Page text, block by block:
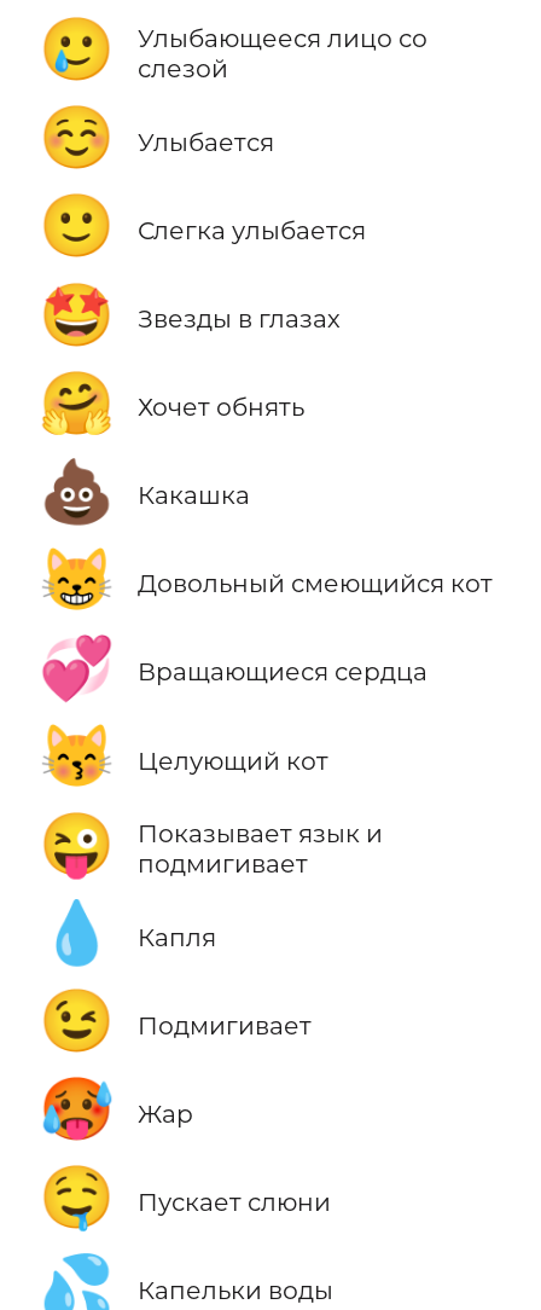
🥲
Улыбающееся лицо со
слезой
☺️ Улыбается
🙂 Слегка улыбается
🤩 Звезды в глазах
🤗 Хочет обнять
💩 Какашка
😸 Довольный смеющийся кот
💞 Вращающиеся сердца
😽 Целующий кот
😜
Показывает язык и
подмигивает
💧 Капля
😉 Подмигивает
🥵 Жар
🤤 Пускает слюни
💦 Капельки воды